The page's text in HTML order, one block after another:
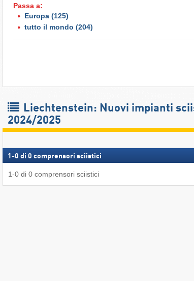
Passa a:
Europa (125)
tutto il mondo (204)
Liechtenstein: Nuovi impianti
2024/2025
1 -0 di 0 comprensori sciistici
1-0 di 0 comprensori sciistici